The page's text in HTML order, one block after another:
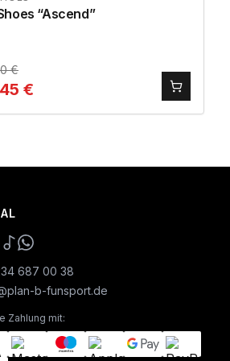
“Ascend”
€
€
687 00 38
b-funsport.de
Zahlung mit: